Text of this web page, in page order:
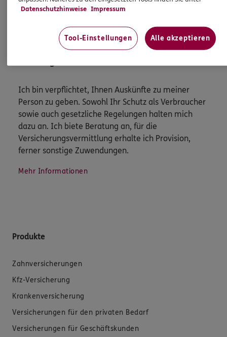
Ich bin verpflichtet, Ihnen Auskünfte zu meiner
Person zu geben. Sowohl Ihr Schutz als Verbraucher
sowie auch gesetzliche Regelungen halten mich
dazu an. Ich biete Beratung an, für die
Versicherungsvermittlung erhalte ich Provision,
ferner sonstige Zuwendungen.
Mehr Informationen
Produkte
Zahnversicherungen
Kfz-Versicherung
Krankenversicherung
Versicherungen für den privaten Bedarf
Versicherungen für Geschäftskunden
Datenschutzhinweise Impressum
Tool-Einstellungen Alle akzeptieren